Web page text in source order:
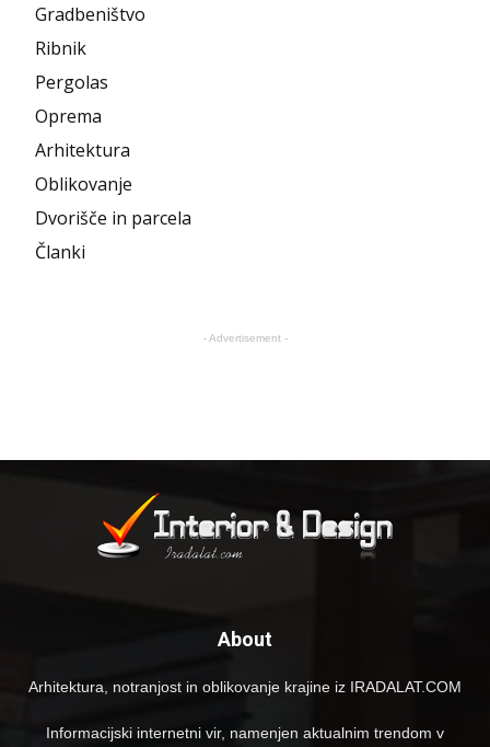
Gradbeništvo
Ribnik
Pergolas
Oprema
Arhitektura
Oblikovanje
Dvorišče in parcela
Članki
- Advertisement -
About
Arhitektura, notranjost in oblikovanje krajine iz IRADALAT.COM
Informacijski internetni vir, namenjen aktualnim trendom v